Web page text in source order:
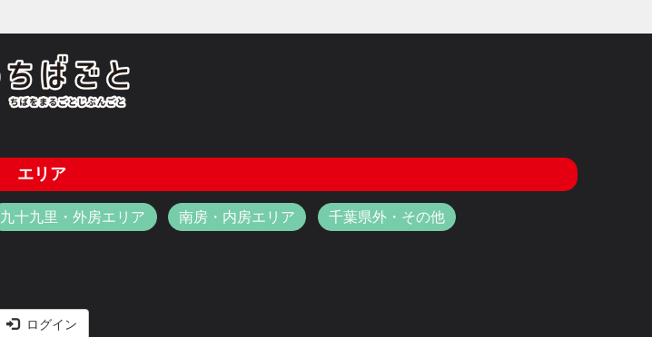
エリア
九十九里・外房エリア 南房・内房エリア 千葉県外・その他
ログイン